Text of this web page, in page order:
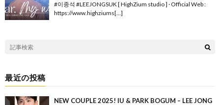
#이종석 #LEEJONGSUK [ HighZium studio ] · Official Web :
https://www.highziums[…]
最近の投稿
NEW COUPLE 2025! IU & PARK BOGUM – LEE JONG